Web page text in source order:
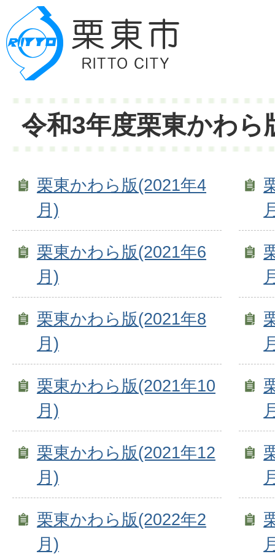
令和3年度栗東かわら
栗東かわら版(2021年4
月)
栗東かわら版(2021年6
月)
栗東かわら版(2021年8
月)
栗東かわら版(2021年10
月)
栗東かわら版(2021年12
月)
栗東かわら版(2022年2
月)